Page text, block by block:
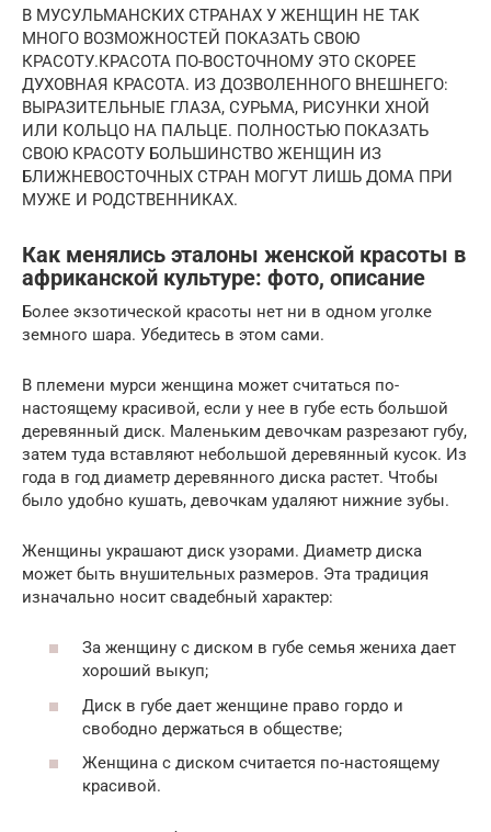
В МУСУЛЬМАНСКИХ СТРАНАХ У ЖЕНЩИН НЕ ТАК
МНОГО ВОЗМОЖНОСТЕЙ ПОКАЗАТЬ СВОЮ
КРАСОТУ.КРАСОТА ПО-ВОСТОЧНОМУ ЭТО СКОРЕЕ
ДУХОВНАЯ КРАСОТА. ИЗ ДОЗВОЛЕННОГО ВНЕШНЕГО:
ВЫРАЗИТЕЛЬНЫЕ ГЛАЗА, СУРЬМА, РИСУНКИ ХНОЙ
ИЛИ КОЛЬЦО НА ПАЛЬЦЕ. ПОЛНОСТЬЮ ПОКАЗАТЬ
СВОЮ КРАСОТУ БОЛЬШИНСТВО ЖЕНЩИН ИЗ
БЛИЖНЕВОСТОЧНЫХ СТРАН МОГУТ ЛИШЬ ДОМА ПРИ
МУЖЕ И РОДСТВЕННИКАХ.
Как менялись эталоны женской красоты в
африканской культуре: фото, описание
Более экзотической красоты нет ни в одном уголке
земного шара. Убедитесь в этом сами.
В племени мурси женщина может считаться по-
настоящему красивой, если у нее в губе есть большой
деревянный диск. Маленьким девочкам разрезают губу,
затем туда вставляют небольшой деревянный кусок. Из
года в год диаметр деревянного диска растет. Чтобы
было удобно кушать, девочкам удаляют нижние зубы.
Женщины украшают диск узорами. Диаметр диска
может быть внушительных размеров. Эта традиция
изначально носит свадебный характер:
За женщину с диском в губе семья жениха дает
хороший выкуп;
Диск в губе дает женщине право гордо и
свободно держаться в обществе;
Женщина с диском считается по-настоящему
красивой.